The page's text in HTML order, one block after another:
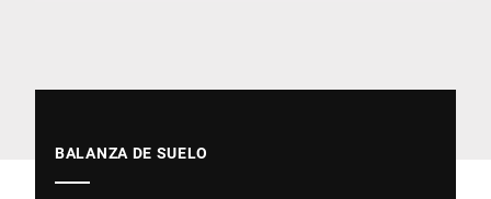
BALANZA DE SUELO